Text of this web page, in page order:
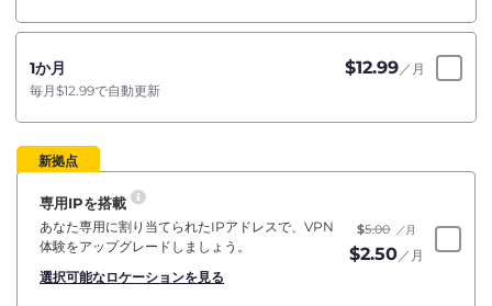
1か月 $12.99 ／月
毎月$12.99で自動更新
新拠点
専用IPを搭載
あなた専用に割り当てられたIPアドレスで、VPN
体験をアップグレードしましょう。
選択可能なロケーションを見る
$5.00 ／月
$2.50 ／月